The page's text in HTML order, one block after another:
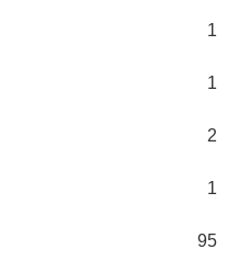
1
1
2
1
95